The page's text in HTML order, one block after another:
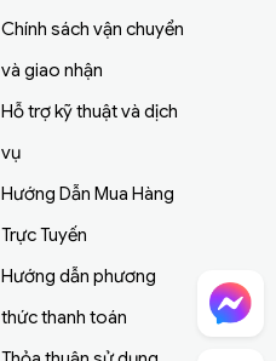
Chính sách vận chuyển
và giao nhận
Hỗ trợ kỹ thuật và dịch
vụ
Hướng Dẫn Mua Hàng
Trực Tuyến
Hướng dẫn phương
thức thanh toánChat Facebook